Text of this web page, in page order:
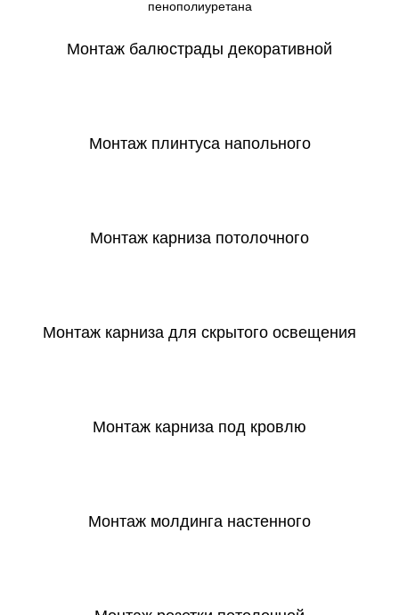
пенополиуретана
Монтаж балюстрады декоративной
Монтаж плинтуса напольного
Монтаж карниза потолочного
Монтаж карниза для скрытого освещения
Монтаж карниза под кровлю
Монтаж молдинга настенного